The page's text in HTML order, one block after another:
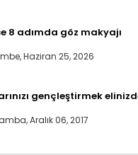
8 adımda göz makyajı
Haziran 25, 2026
gençleştirmek
Aralık 06, 2017